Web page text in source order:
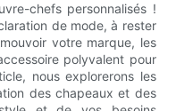
chefs personnalisés !
de mode, à rester
votre marque, les
polyvalent pour
nous explorerons les
des chapeaux et des